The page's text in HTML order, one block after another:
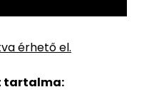
érhető el.
tartalma: